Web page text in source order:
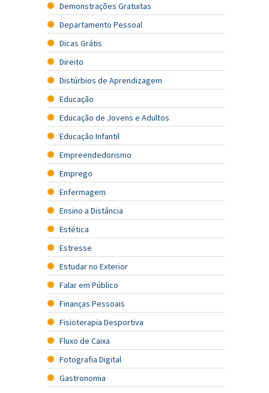
Demonstrações Gratuitas
Departamento Pessoal
Dicas Grátis
Direito
Distúrbios de Aprendizagem
Educação
Educação de Jovens e Adultos
Educação Infantil
Empreendedorismo
Emprego
Enfermagem
Ensino a Distância
Estética
Estresse
Estudar no Exterior
Falar em Público
Finanças Pessoais
Fisioterapia Desportiva
Fluxo de Caixa
Fotografia Digital
Gastronomia